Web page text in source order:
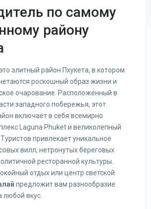
по самому
району
элитный район Пхукета, в котором
роскошный образ жизни и
очарование. Расположенный в
западного побережья, этот
включает в себя всемирно
Laguna Phuket и великолепный
привлекает уникальное
вилл, нетронутых береговых
ресторанной культуры.
отдых или центр светской
предложит вам разнообразие
любой вкус.